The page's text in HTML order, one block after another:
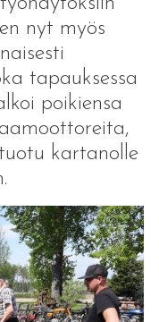
nyt myös
tapauksessa
poikiensa
kartanolle